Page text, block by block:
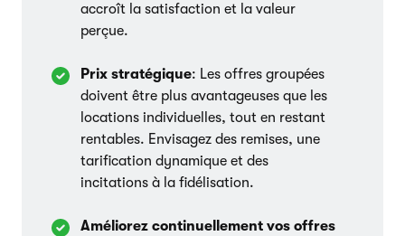
accroît la satisfaction et la valeur
perçue.
Prix stratégique: Les offres groupées
doivent être plus avantageuses que les
locations individuelles, tout en restant
rentables. Envisagez des remises, une
tarification dynamique et des
incitations à la fidélisation.
Améliorez continuellement vos offres